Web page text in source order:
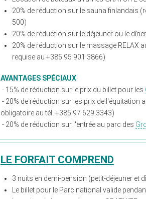
20% de réduction sur le sauna finlandais
500)
20% de réduction sur le déjeuner ou le
20% de réduction sur le massage RELAX
requise au +385 95 901 3866)
AVANTAGES SPÉCIAUX
- 15% de réduction sur le prix du billet pour les
- 20% de réduction sur les prix de l'équitation
obligatoire au tél. +385 97 629 3343)
- 20% de réduction sur l'entrée au parc des
LE FORFAIT COMPREND
3 nuits en demi-pension (petit-déjeuner et
Le billet pour le Parc national valide